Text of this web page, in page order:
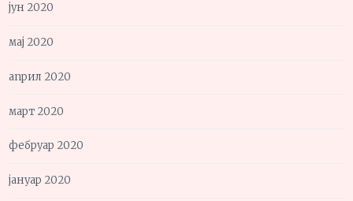
јун 2020
мај 2020
април 2020
март 2020
фебруар 2020
јануар 2020